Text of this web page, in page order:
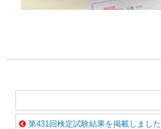
第431回検定試験結果を掲載しました